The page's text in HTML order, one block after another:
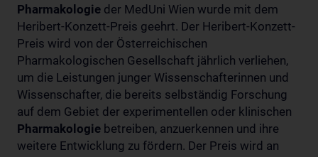
Pharmakologie der MedUni Wien wurde mit dem
Heribert-Konzett-Preis geehrt. Der Heribert-Konzett-
Preis wird von der Österreichischen
Pharmakologischen Gesellschaft jährlich verliehen,
um die Leistungen junger Wissenschafterinnen und
Wissenschafter, die bereits selbständig Forschung
auf dem Gebiet der experimentellen oder klinischen
Pharmakologie betreiben, anzuerkennen und ihre
weitere Entwicklung zu fördern. Der Preis wird an